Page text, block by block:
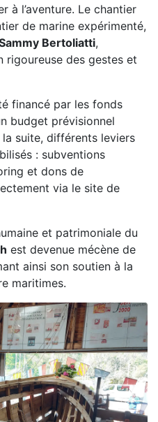
à l’aventure. Le chantier
de marine expérimenté,
Bertoliatti,
rigoureuse des gestes et
financé par les fonds
budget prévisionnel
suite, différents leviers
: subventions
et dons de
via le site de
et patrimoniale du
est devenue mécène de
ainsi son soutien à la
maritimes.